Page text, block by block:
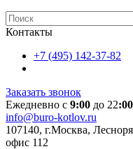
Контакты
+7 (495) 142-37-82
Заказать звонок
Ежедневно с 9:00 до 22:00
info@buro-kotlov.ru
107140, г.Москва,
офис 112